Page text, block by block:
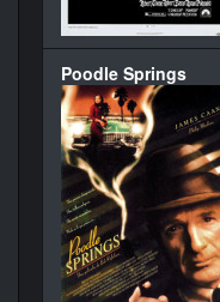
Poodle Springs